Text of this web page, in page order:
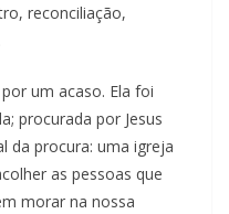
reconciliação,
um acaso. Ela foi
procurada por Jesus
da procura: uma igreja
as pessoas que
morar na nossa